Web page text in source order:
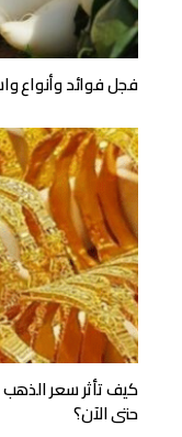
فجل فوائد وأنواع
كيف تأثر سعر الذهب
حتى الآن؟